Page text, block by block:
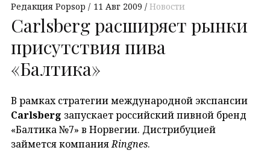
Редакция Popsop 11 Авг 2009 Новости
Carlsberg расширяет рынки
присутствия пива
«Балтика»
В рамках стратегии международной экспансии
Carlsberg запускает российский пивной бренд
«Балтика №7» в Норвегии. Дистрибуцией
займется компанияRingnes.